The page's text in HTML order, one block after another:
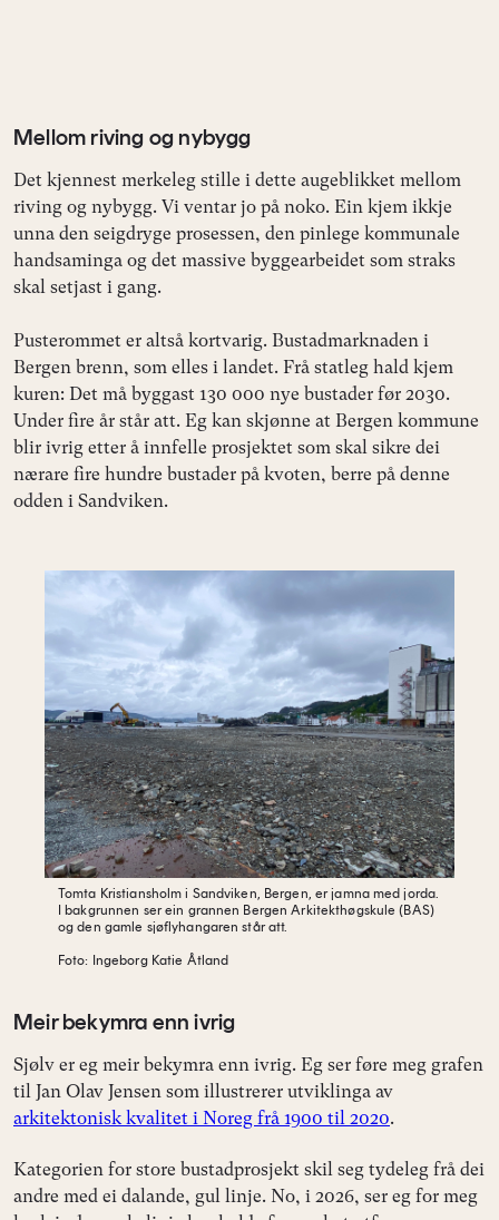
Mellom riving og nybygg
Det kjennest merkeleg stille i dette augeblikket mellom
riving og nybygg. Vi ventar jo på noko. Ein kjem ikkje
unna den seigdryge prosessen, den pinlege kommunale
handsaminga og det massive byggearbeidet som straks
skal setjast i gang.
Pusterommet er altså kortvarig. Bustadmarknaden i
Bergen brenn, som elles i landet. Frå statleg hald kjem
kuren: Det må byggast 130 000 nye bustader før 2030.
Under fire år står att. Eg kan skjønne at Bergen kommune
blir ivrig etter å innfelle prosjektet som skal sikre dei
nærare fire hundre bustader på kvoten, berre på denne
odden i Sandviken.
Tomta Kristiansholm i Sandviken, Bergen, er jamna med jorda.
I bakgrunnen ser ein grannen Bergen Arkitekthøgskule (BAS)
og den gamle sjøflyhangaren står att.
Foto: Ingeborg Katie Åtland
Meir bekymra enn ivrig
Sjølv er eg meir bekymra enn ivrig. Eg ser føre meg grafen
til Jan Olav Jensen som illustrerer utviklinga av
arkitektonisk kvalitet i Noreg frå 1900 til 2020.
Kategorien for store bustadprosjekt skil seg tydeleg frå dei
andre med ei dalande, gul linje. No, i 2026, ser eg for meg